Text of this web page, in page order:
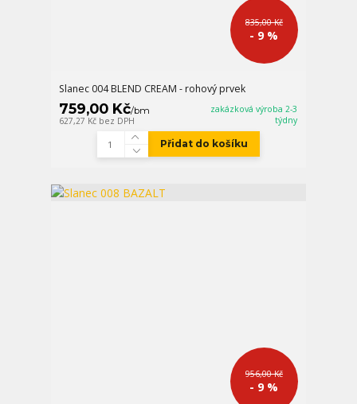
835,00 Kč
- 9 %
Slanec 004 BLEND CREAM - rohový prvek
759,00 Kč/bm
627,27 Kč bez DPH
zakázková výroba 2-3
týdny
Přidat do košíku
956,00 Kč
- 9 %